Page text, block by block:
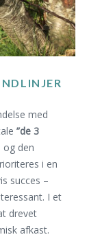
med
”de 3
den
i en
succes –
I et
drevet
afkast.